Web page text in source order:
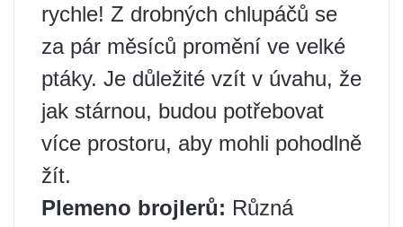
rychle! Z drobných chlupáčů se
za pár měsíců promění ve velké
ptáky. Je důležité vzít v úvahu, že
jak stárnou, budou potřebovat
více prostoru, aby mohli pohodlně
žít.
Plemeno brojlerů: Různá